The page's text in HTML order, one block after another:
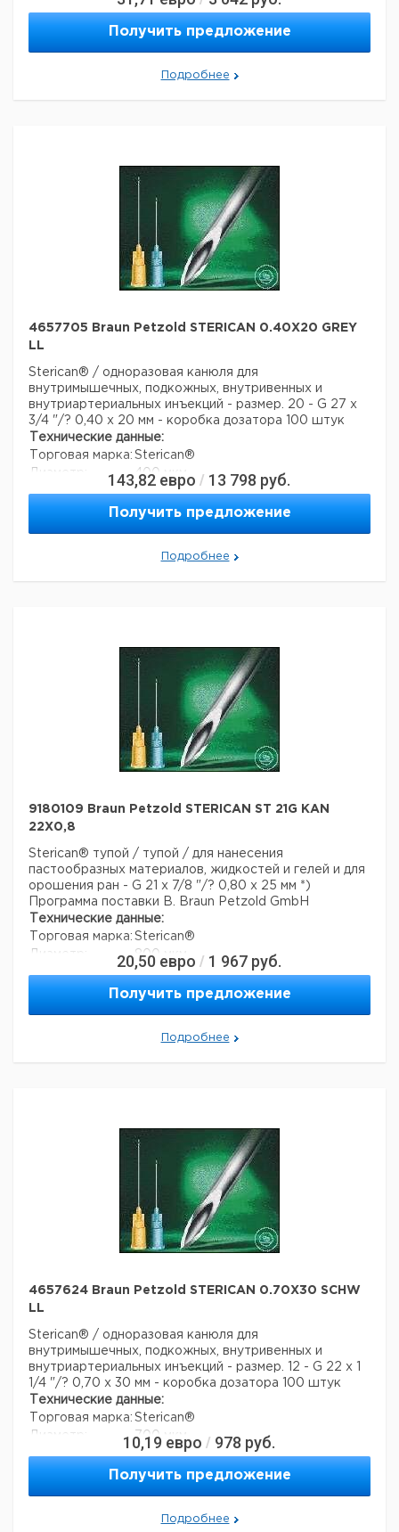
отличаться)
Страна происхождения: Германия
Получить предложение
Подробнее
4657705 Braun Petzold STERICAN 0.40X20 GREY
LL
Sterican® / одноразовая канюля для
внутримышечных, подкожных, внутривенных и
внутриартериальных инъекций - размер. 20 - G 27 x
3/4 "/? 0,40 x 20 мм - коробка дозатора 100 штук
Технические данные:
Торговая марка: Sterican®
Диаметр:
400 мкм
20 мм
1,4 г
Страна происхождения:Малайзия
143,82 евро / 13 798 руб.
Получить предложение
Подробнее
9180109 Braun Petzold STERICAN ST 21G KAN
22X0,8
Sterican® тупой / тупой / для нанесения
пастообразных материалов, жидкостей и гелей и для
орошения ран - G 21 x 7/8 "/? 0,80 x 25 мм *)
Программа поставки B. Braun Petzold GmbH
Технические данные:
Торговая марка: Sterican®
Диаметр:
800 мкм
25 мм
1,43 г
Страна происхождения:Малайзия
20,50 евро / 1 967 руб.
Получить предложение
Подробнее
4657624 Braun Petzold STERICAN 0.70X30 SCHW
LL
Sterican® / одноразовая канюля для
внутримышечных, подкожных, внутривенных и
внутриартериальных инъекций - размер. 12 - G 22 x 1
1/4 "/? 0,70 x 30 мм - коробка дозатора 100 штук
Технические данные:
Торговая марка: Sterican®
Диаметр:
700 мкм
30 мм
1,4 г
Страна происхождения:Малайзия
10,19 евро / 978 руб.
Получить предложение
Подробнее